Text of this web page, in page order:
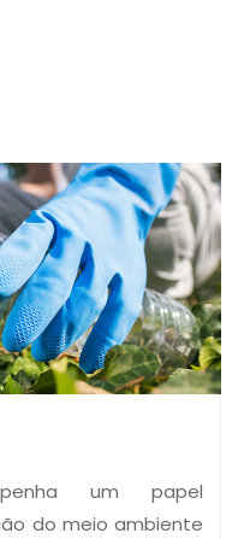
um papel
do meio ambiente